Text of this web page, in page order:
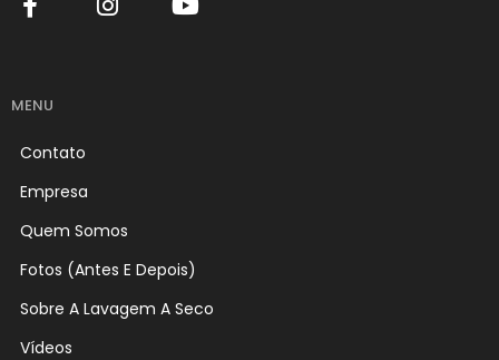
MENU
Contato
Empresa
Quem Somos
Fotos (Antes E Depois)
Sobre A Lavagem A Seco
Vídeos